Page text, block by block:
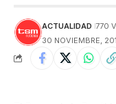
ACTUALIDAD 770
30 NOVIEMBRE,